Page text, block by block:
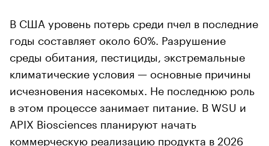
В США уровень потерь среди пчел в последние
годы составляет около 60%. Разрушение
среды обитания, пестициды, экстремальные
климатические условия — основные причины
исчезновения насекомых. Не последнюю роль
в этом процессе занимает питание. В WSU и
APIX Biosciences планируют начать
коммерческую реализацию продукта в 2026